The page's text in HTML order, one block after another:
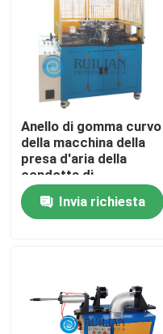
Prodotti
Anello di gomma curvo
della macchina della
presa d'aria della
condotta di
ventilazione che forma
macchinaInvia richiesta